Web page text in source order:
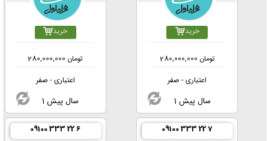
خرید
280,000,000 تومان
اعتباری - صفر
1 سال پیش
خرید
280,000,000 تومان
اعتباری - صفر
1 سال پیش
09100 333 22 7
09100 333 22 6